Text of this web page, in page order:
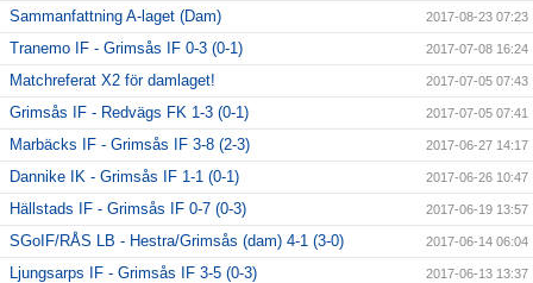
Sammanfattning A-laget (Dam) 2017-08-23 07:23
Tranemo IF - Grimsås IF 0-3 (0-1) 2017-07-08 16:24
Matchreferat X2 för damlaget! 2017-07-05 07:43
Grimsås IF - Redvägs FK 1-3 (0-1) 2017-07-05 07:41
Marbäcks IF - Grimsås IF 3-8 (2-3) 2017-06-27 14:17
Dannike IK - Grimsås IF 1-1 (0-1) 2017-06-26 10:47
Hällstads IF - Grimsås IF 0-7 (0-3) 2017-06-19 13:57
SGoIF/RÅS LB - Hestra/Grimsås (dam) 4-1 (3-0) 2017-06-14 06:04
Ljungsarps IF - Grimsås IF 3-5 (0-3) 2017-06-13 13:37